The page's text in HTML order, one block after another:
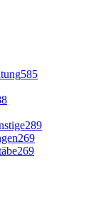
585
289
269
269